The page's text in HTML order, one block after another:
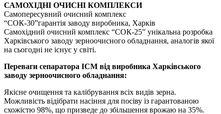
САМОХІДНІ ОЧИСНІ КОМПЛЕКСИ
Самопересувний очисний комплекс
“СОК-30”гарантія заводу виробника, Харків
Самохідний очисний комплекс “СОК-25” унікальна розробка
Харківського заводу зерноочисного обладнання, аналогів якої
на сьогодні не існує у світі.
Переваги сепаратора ІСМ від виробника Харківського
заводу зерноочисного обладнання:
Якісне очищення та калібрування всіх видів зерна.
Можливість відібрати насіння для посіву із гарантованою
схожістю 98%, що призведе до збільшення врожаю на 35%.